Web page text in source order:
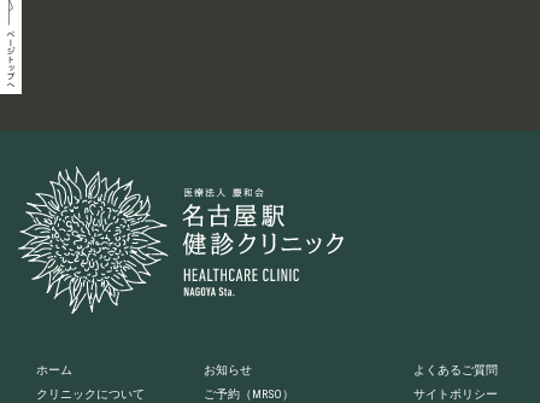
ホーム
クリニックについて
お知らせ
ご予約 （MRSO）
よくあるご質問
サイトポリシー